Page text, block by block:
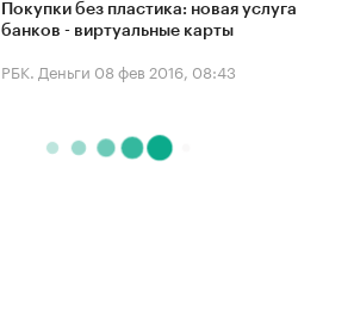
Покупки без пластика: новая услуга
банков - виртуальные карты
РБК. Деньги 08 фев 2016, 08:43